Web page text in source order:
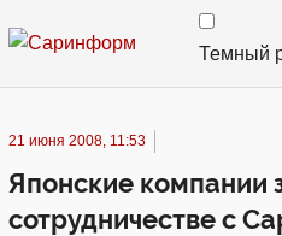
Темный
21 июня 2008, 11:53
Японские компании
сотрудничестве с